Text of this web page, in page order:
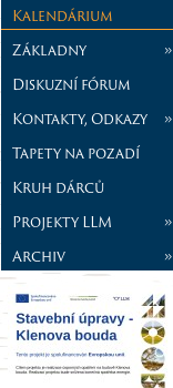
Kalendárium
Základny
»
Diskuzní fórum
Kontakty, Odkazy
»
Tapety na pozadí
Kruh dárců
Projekty LLM
»
Archiv
»